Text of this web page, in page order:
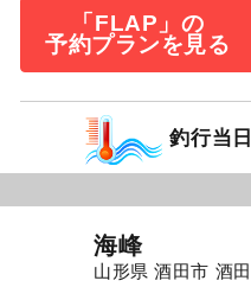
「FLAP」の
予約プランを見る
釣行当
海峰
山形県 酒田市 酒